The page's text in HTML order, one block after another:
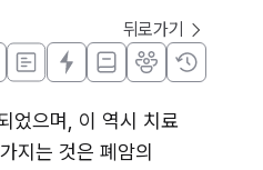
뒤로가기
었으며, 이 역시 치료
지는 것은 폐암의